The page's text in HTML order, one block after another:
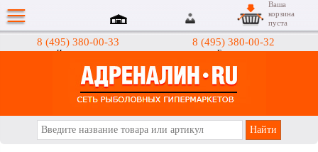
8 (495) 380-00-33
Интернет-магазин
8 (495) 380-00-32
Гипермаркеты
Ваша
корзина
пуста